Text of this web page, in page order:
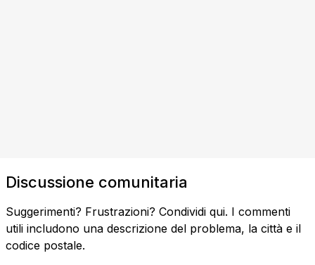
Discussione comunitaria
Suggerimenti? Frustrazioni? Condividi qui. I commenti
utili includono una descrizione del problema, la città e il
codice postale.